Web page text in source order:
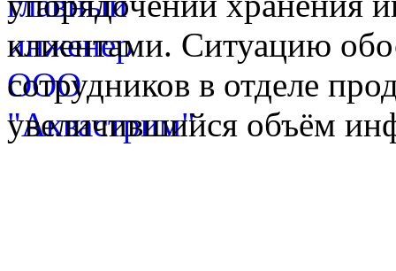
клиентами. Ситуацию
сотрудников в отделе
увеличившийся объём